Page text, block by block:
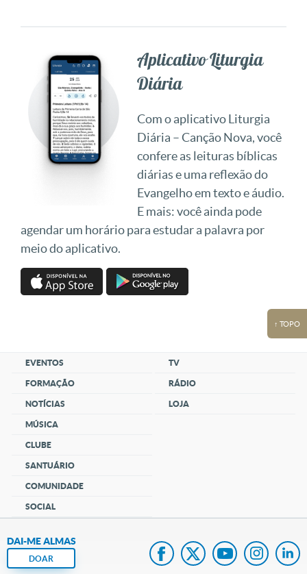
Aplicativo Liturgia
Diária
Com o aplicativo Liturgia
Diária – Canção Nova, você
confere as leituras bíblicas
diárias e uma reflexão do
Evangelho em texto e áudio.
E mais: você ainda pode
agendar um horário para estudar a palavra por
meio do aplicativo.
↑ TOPO
EVENTOS
FORMAÇÃO
NOTÍCIAS
MÚSICA
CLUBE
SANTUÁRIO
COMUNIDADE
SOCIAL
TV
RÁDIO
LOJA
DAI-ME ALMAS
DOAR